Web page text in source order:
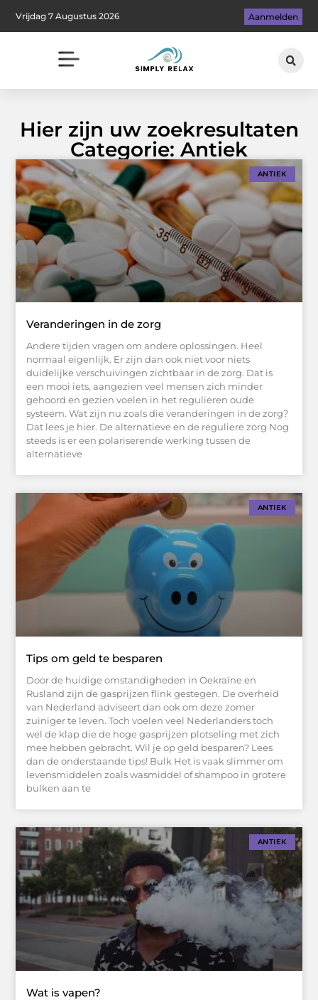
Vrijdag 7 Augustus 2026 Aanmelden
Hier zijn uw zoekresultaten
Categorie: Antiek
ANTIEK
Veranderingen in de zorg
Andere tijden vragen om andere oplossingen. Heel
normaal eigenlijk. Er zijn dan ook niet voor niets
duidelijke verschuivingen zichtbaar in de zorg. Dat is
een mooi iets, aangezien veel mensen zich minder
gehoord en gezien voelen in het regulieren oude
systeem. Wat zijn nu zoals die veranderingen in de zorg?
Dat lees je hier. De alternatieve en de reguliere zorg Nog
steeds is er een polariserende werking tussen de
alternatieve
ANTIEK
Tips om geld te besparen
Door de huidige omstandigheden in Oekraïne en
Rusland zijn de gasprijzen flink gestegen. De overheid
van Nederland adviseert dan ook om deze zomer
zuiniger te leven. Toch voelen veel Nederlanders toch
wel de klap die de hoge gasprijzen plotseling met zich
mee hebben gebracht. Wil je op geld besparen? Lees
dan de onderstaande tips! Bulk Het is vaak slimmer om
levensmiddelen zoals wasmiddel of shampoo in grotere
bulken aan te
ANTIEK
Wat is vapen?